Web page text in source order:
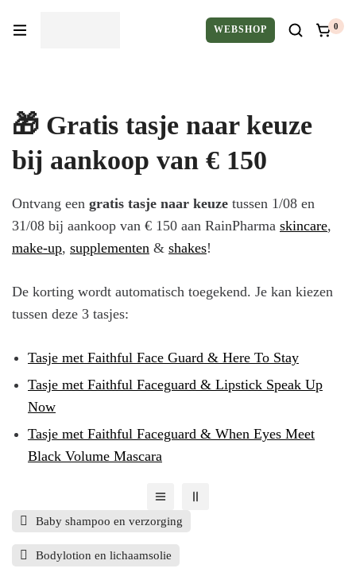
WEBSHOP 0
🎁 Gratis tasje naar keuze
bij aankoop van € 150
Ontvang een gratis tasje naar keuze tussen 1/08 en
31/08 bij aankoop van € 150 aan RainPharma skincare,
make-up, supplementen & shakes!
De korting wordt automatisch toegekend. Je kan kiezen
tussen deze 3 tasjes:
Tasje met Faithful Face Guard & Here To Stay
Tasje met Faithful Faceguard & Lipstick Speak Up
Now
Tasje met Faithful Faceguard & When Eyes Meet
Black Volume Mascara
Baby shampoo en verzorging
Bodylotion en lichaamsolie